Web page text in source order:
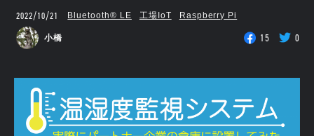
2022/10/21 Bluetooth®︎ LE 工場IoT Raspberry Pi
小橋 15 0